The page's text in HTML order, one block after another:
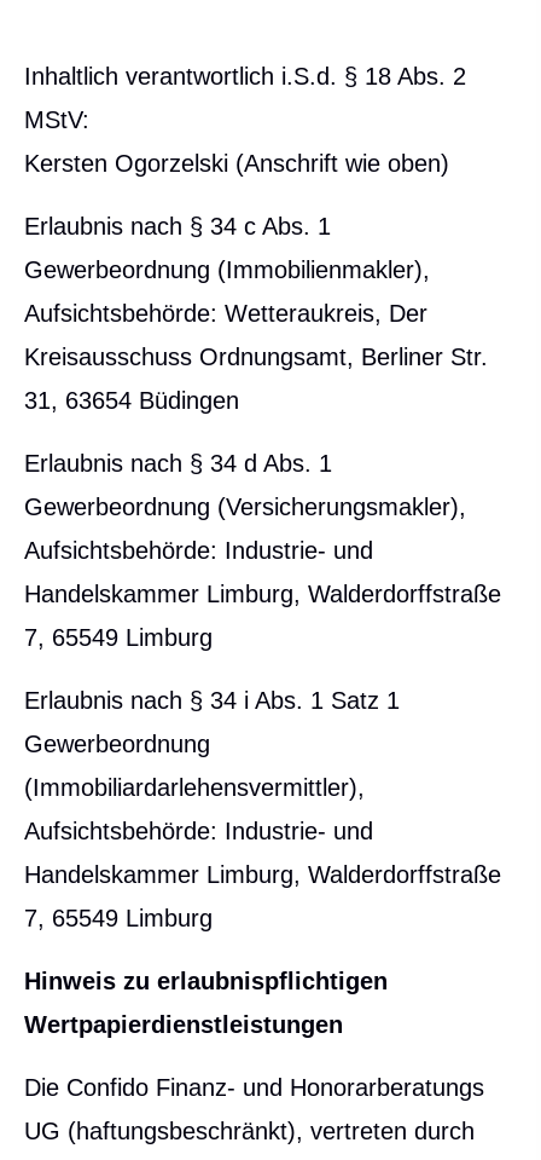
Inhaltlich verantwortlich i.S.d. § 18 Abs. 2
MStV:
Kersten Ogorzelski (Anschrift wie oben)
Erlaubnis nach § 34 c Abs. 1
Gewerbeordnung (Immobilienmakler),
Aufsichtsbehörde: Wetteraukreis, Der
Kreisausschuss Ordnungsamt, Berliner Str.
31, 63654 Büdingen
Erlaubnis nach § 34 d Abs. 1
Gewerbeordnung (Ver­sicherungs­makler),
Aufsichtsbehörde: Industrie- und
Handelskammer Limburg, Walderdorffstraße
7, 65549 Limburg
Erlaubnis nach § 34 i Abs. 1 Satz 1
Gewerbeordnung
(Immobiliardarlehensvermittler),
Aufsichtsbehörde: Industrie- und
Handelskammer Limburg, Walderdorffstraße
7, 65549 Limburg
Hinweis zu erlaubnispflichtigen
Wertpapierdienstleistungen
Die Confido Finanz- und Honorarberatungs
UG (haftungsbeschränkt), vertreten durch